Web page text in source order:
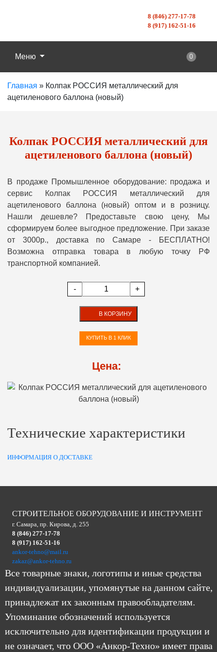
8 (846) 277-17-78
8 (917) 162-51-16
Меню 0
Главная » Колпак РОССИЯ металлический для
ацетиленового баллона (новый)
Колпак РОССИЯ металлический для
ацетиленового баллона (новый)
В продаже Промышленное оборудование: продажа и
сервис Колпак РОССИЯ металлический для
ацетиленового баллона (новый) оптом и в розницу.
Нашли дешевле? Предоставьте свою цену, Мы
сформируем более выгодное предложение. При заказе
от 3000р., доставка по Самаре - БЕСПЛАТНО!
Возможна отправка товара в любую точку РФ
транспортной компанией.
- +
В КОРЗИНУ
КУПИТЬ В 1 КЛИК
Цена:
Технические характеристики
ИНФОРМАЦИЯ О ДОСТАВКЕ
СТРОИТЕЛЬНОЕ ОБОРУДОВАНИЕ И ИНСТРУМЕНТ
г. Самара, пр. Кирова, д. 255
8 (846) 277-17-78
8 (917) 162-51-16
ankor-tehno@mail.ru
zakaz@ankor-tehno.ru
Все товарные знаки, логотипы и иные средства
индивидуализации, упомянутые на данном сайте,
принадлежат их законным правообладателям.
Упоминание обозначений используется
исключительно для идентификации продукции и
не означает, что ООО «Анкор-Техно» имеет права